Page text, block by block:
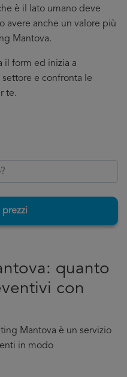
è il lato umano deve
avere anche un valore più
Mantova.
il form ed inizia a
e confronta le
te.
prezzi
quanto
con
Mantova è un servizio
in modo